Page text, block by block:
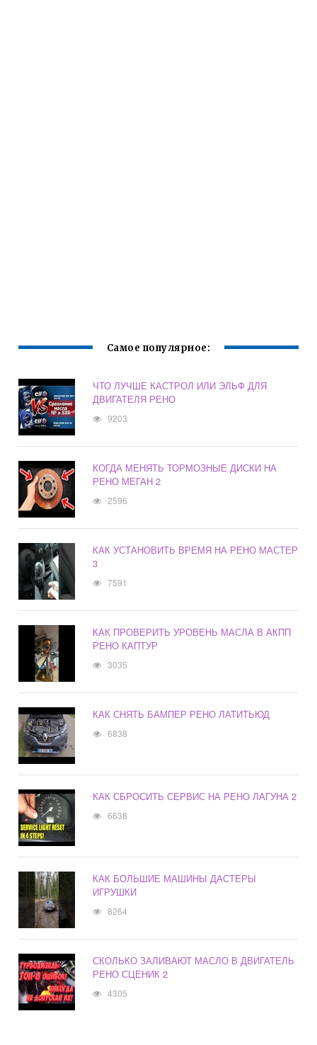
Самое популярное:
ЧТО ЛУЧШЕ КАСТРОЛ ИЛИ ЭЛЬФ ДЛЯ
ДВИГАТЕЛЯ РЕНО
9203
КОГДА МЕНЯТЬ ТОРМОЗНЫЕ ДИСКИ НА
РЕНО МЕГАН 2
2596
КАК УСТАНОВИТЬ ВРЕМЯ НА РЕНО МАСТЕР
3
7591
КАК ПРОВЕРИТЬ УРОВЕНЬ МАСЛА В АКПП
РЕНО КАПТУР
3035
КАК СНЯТЬ БАМПЕР РЕНО ЛАТИТЬЮД
6838
КАК СБРОСИТЬ СЕРВИС НА РЕНО ЛАГУНА 2
6638
КАК БОЛЬШИЕ МАШИНЫ ДАСТЕРЫ
ИГРУШКИ
8264
СКОЛЬКО ЗАЛИВАЮТ МАСЛО В ДВИГАТЕЛЬ
РЕНО СЦЕНИК 2
4305